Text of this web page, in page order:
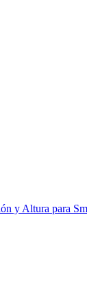
y Altura para